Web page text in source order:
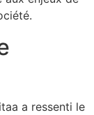
a ressenti le